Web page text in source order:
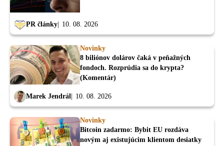
PR články 10. 08. 2026
Novinky
8 biliónov dolárov čaká v peňažných
fondoch. Rozprúdia sa do krypta?
(Komentár)
Marek Jendrál 10. 08. 2026
Novinky
Bitcoin zadarmo: Bybit EU rozdáva
novým aj existujúcim klientom desiatky